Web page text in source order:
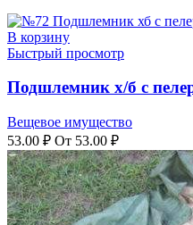
В корзину
Быстрый просмотр
Подшлемник х/б с
Вещевое имущество
53.00 ₽ От 53.00 ₽